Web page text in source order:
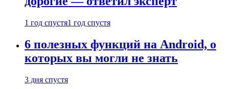
1 год спустя1 год спустя
6 полезных функций на Android, о
которых вы могли не знать
3 дня спустя